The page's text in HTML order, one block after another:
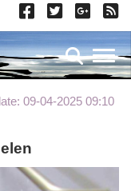
09-04-2025 09:10